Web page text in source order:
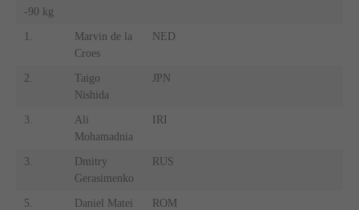
-90 kg
1.
Marvin de la
Croes
NED
2.
Taigo
Nishida
JPN
3.
Ali
Mohamadnia
IRI
3.
Dmitry
Gerasimenko
RUS
5. Daniel Matei ROM